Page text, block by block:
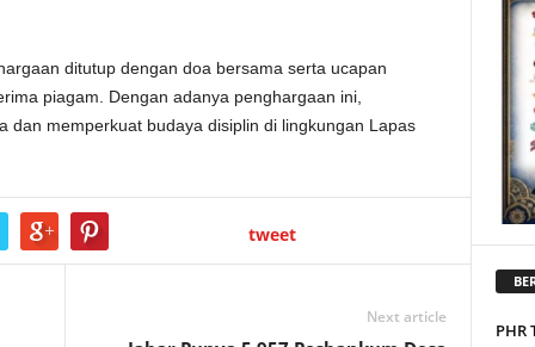
ditutup dengan doa bersama serta ucapan
piagam. Dengan adanya penghargaan ini,
dan memperkuat budaya disiplin di lingkungan Lapas
tweet
Next article
PHR